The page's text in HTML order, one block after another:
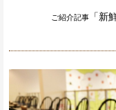
ご紹介記事「新